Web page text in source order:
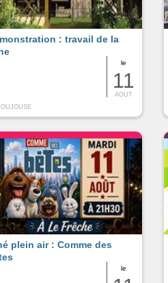
le
11
AOUT
: travail de la
le
plein air : Comme des